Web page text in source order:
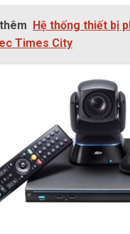
Hệ thống thiết bị
Times City